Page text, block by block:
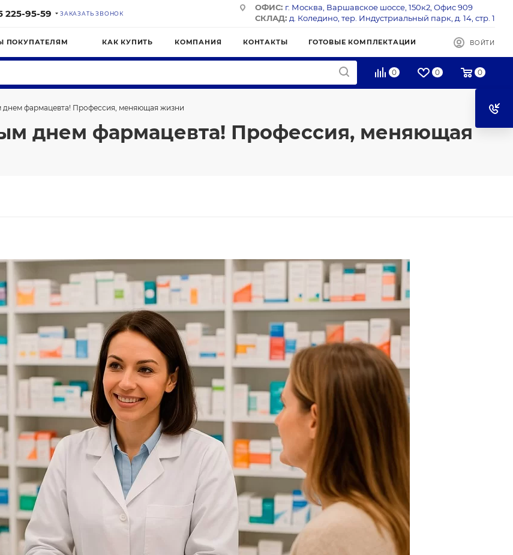
225-95-59 ЗАКАЗАТЬ ЗВОНОК
ОФИС: г. Москва, Варшавское шоссе, 150к2, Офис 909
СКЛАД: д. Коледино, тер. Индустриальный парк, д. 14, стр. 1
ПОКУПАТЕЛЯМ КАК КУПИТЬ КОМПАНИЯ КОНТАКТЫ ГОТОВЫЕ КОМПЛЕКТАЦИИ ВОЙТИ
0 0 0
фармацевта! Профессия, меняющая жизни
днем фармацевта! Профессия, меняющая